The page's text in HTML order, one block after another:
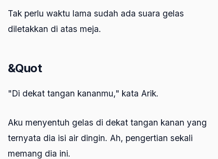
Tak perlu waktu lama sudah ada suara gelas
diletakkan di atas meja.
&Quot
"Di dekat tangan kananmu," kata Arik.
Aku menyentuh gelas di dekat tangan kanan yang
ternyata dia isi air dingin. Ah, pengertian sekali
memang dia ini.